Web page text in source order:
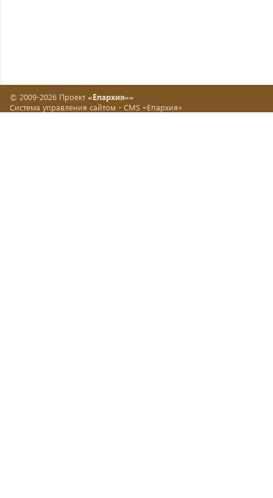
© 2009-2026 Проект «Епархия»»
Система управления сайтом - CMS «Епархия»